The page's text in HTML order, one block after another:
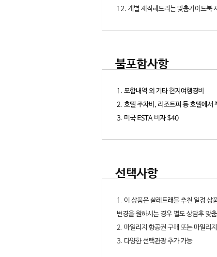
12. 개별 제작해드리는 맞춤가이드북
불포함사항
1. 포함내역 외 기타 현지여행경비
2. 호텔 주차비, 리조트피 등 호텔에서
3. 미국 ESTA 비자 $40
선택사항
1. 이 상품은 샬레트래블 추천 일정 상
변경을 원하시는 경우 별도 상담후 맞
2. 마일리지 항공권 구매 또는 마일리
3. 다양한 선택관광 추가 가능